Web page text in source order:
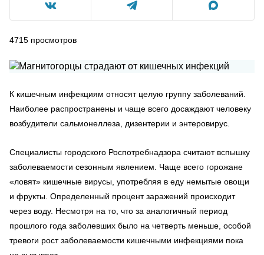
4715 просмотров
К кишечным инфекциям относят целую группу заболеваний.
Наиболее распространены и чаще всего досаждают человеку
возбудители сальмонеллеза, дизентерии и энтеровирус.
Специалисты городского Роспотребнадзора считают вспышку
заболеваемости сезонным явлением. Чаще всего горожане
«ловят» кишечные вирусы, употребляя в еду немытые овощи
и фрукты. Определенный процент заражений происходит
через воду. Несмотря на то, что за аналогичный период
прошлого года заболевших было на четверть меньше, особой
тревоги рост заболеваемости кишечными инфекциями пока